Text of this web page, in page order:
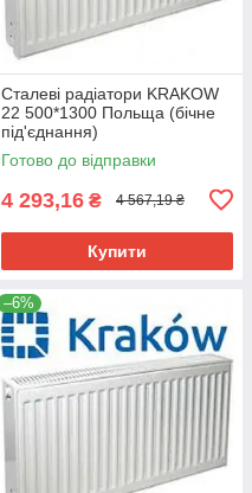
Сталеві радіатори KRAKOW
22 500*1300 Польща (бічне
під'єднання)
Готово до відправки
4 293,16 ₴ 4 567,19 ₴
Купити
–6%